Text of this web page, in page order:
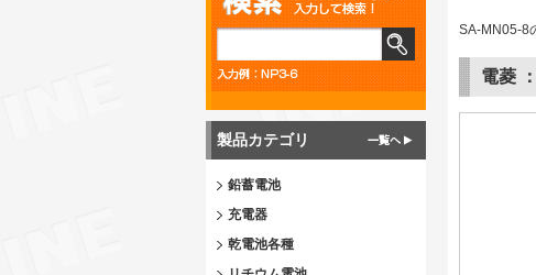
製品カテゴリ
鉛蓄電池
充電器
乾電池各種
SA-MN05-8
電菱